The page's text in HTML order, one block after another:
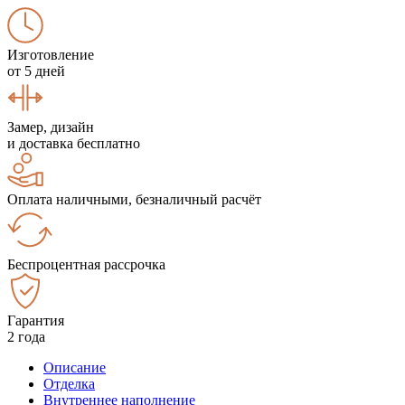
Изготовление
от 5 дней
Замер, дизайн
и доставка бесплатно
Оплата наличными, безналичный расчёт
Беспроцентная рассрочка
Гарантия
2 года
Описание
Отделка
Внутреннее наполнение